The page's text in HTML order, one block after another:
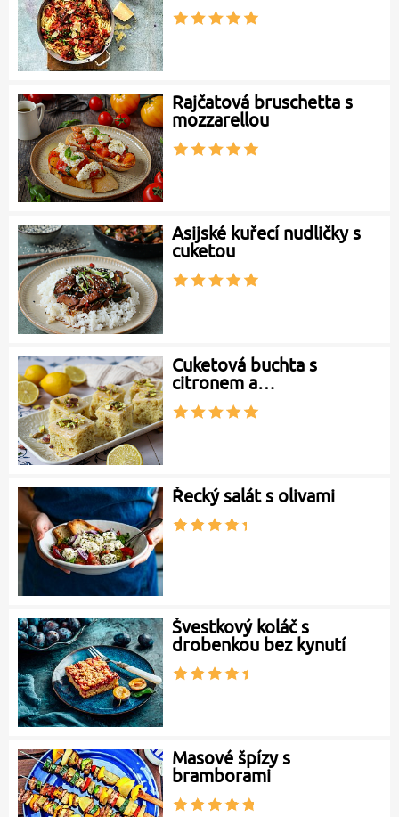
Rajčatová bruschetta s
mozzarellou
Asijské kuřecí nudličky s
cuketou
Cuketová buchta s
citronem a…
Řecký salát s olivami
Švestkový koláč s
drobenkou bez kynutí
Masové špízy s
bramborami